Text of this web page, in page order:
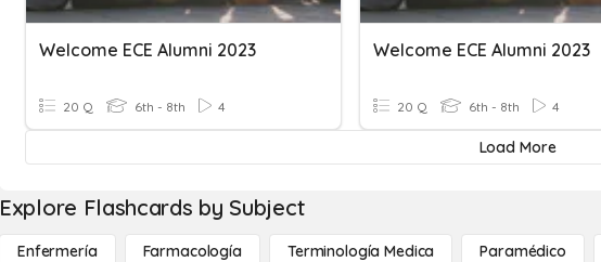
Welcome ECE Alumni 2023
20 Q 6th - 8th 4
Welcome ECE Alumni 2023
20 Q 6th - 8th 4
Load More
Explore Flashcards by Subject
Enfermería Farmacología Terminología Medica Paramédico